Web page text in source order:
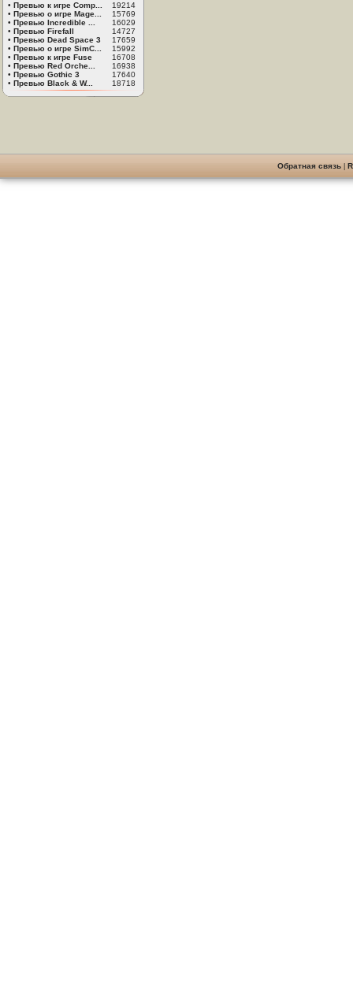
• Превью к игре Comp...
19214
• Превью о игре Mage...
15769
• Превью Incredible ...
16029
• Превью Firefall
14727
• Превью Dead Space 3
17659
• Превью о игре SimC...
15992
• Превью к игре Fuse
16708
• Превью Red Orche...
16938
• Превью Gothic 3
17640
• Превью Black & W... 18718
Обратная связь